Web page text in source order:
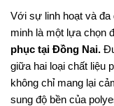
Với sự linh hoạt và đa
minh là một lựa chọn
phục tại Đồng Nai.
giữa hai loại chất liệu
không chỉ mang lại
sung độ bền của